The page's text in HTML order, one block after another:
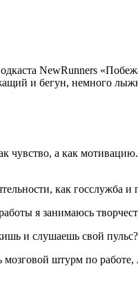
NewRunners
и бегун, немного
чувство, а как
как госслужба и
я занимаюсь
и слушаешь свой пульс?
мозговой штурм по